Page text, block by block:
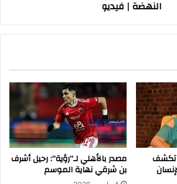
النهضة | فيديو
تكشف مصدر بالأهلي لـ”رؤية”: رحيل أشرف
بن شرقي نهاية الموسم